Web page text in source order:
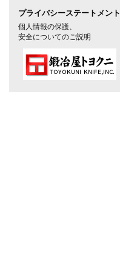
プライバシーステートメント
個人情報の保護、
安全についてのご説明